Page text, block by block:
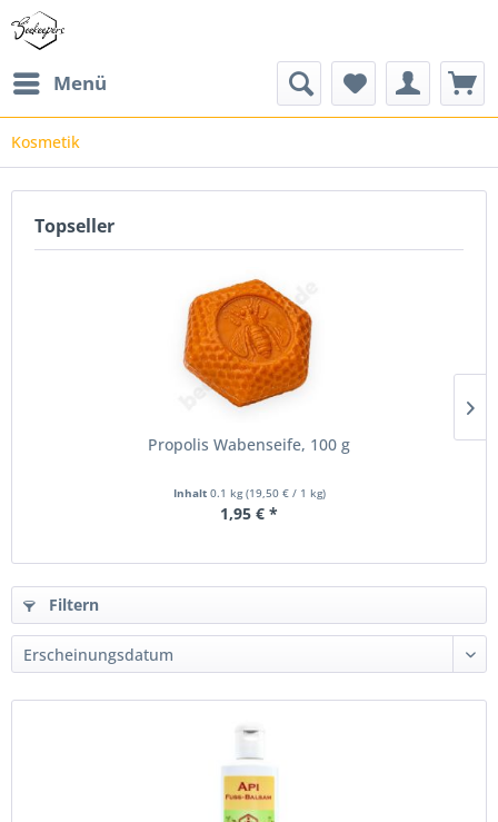
Menü
Kosmetik
Topseller
Propolis Wabenseife, 100 g
Inhalt 0.1 kg(19,50 €/ 1 kg)
1,95 € *
Filtern